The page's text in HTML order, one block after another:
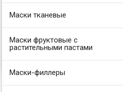
Маски тканевые
Маски фруктовые с
растительными пастами
Маски-филлеры